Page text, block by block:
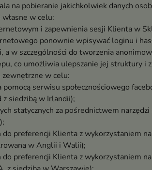
na pobieranie jakichkolwiek danych
w celu:
i zapewnienia sesji Klienta w
ponownie wpisywać loginu i
a w szczególności do tworzenia
co umożliwia ulepszanie jej struktury i
w celu:
serwisu społecznościowego
siedzibą w Irlandii);
statycznych za pośrednictwem
preferencji Klienta z wykorzystaniem
w Anglii i Walii);
preferencji Klienta z wykorzystaniem